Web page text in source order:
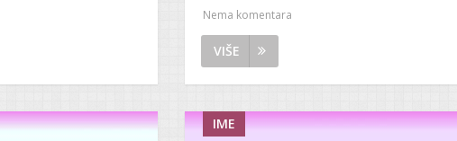
Nema komentara
VIŠE
IME